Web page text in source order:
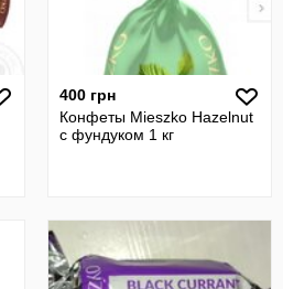
400 грн
Конфеты Mieszko Hazelnut
с фундуком 1 кг